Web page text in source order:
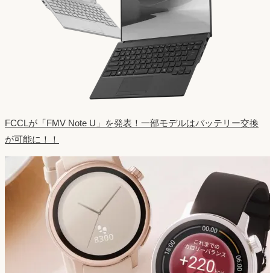
FCCLが「FMV Note U」を発表！一部モデルはバッテリー交換
が可能に！！